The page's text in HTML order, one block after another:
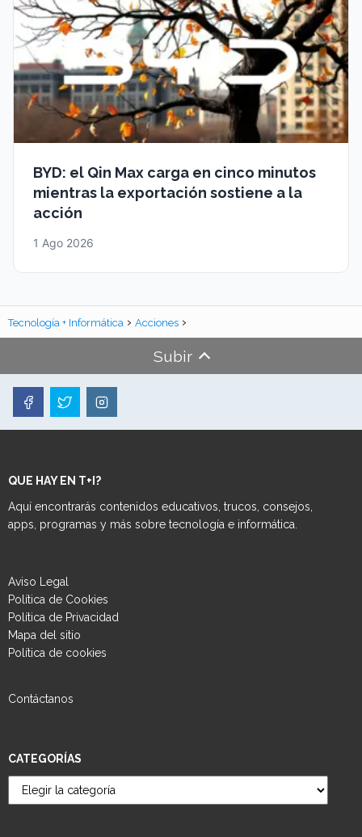
BYD: el Qin Max carga en cinco minutos
mientras la exportación sostiene a la
acción
1 Ago 2026
Tecnología + Informática Acciones
Subir
QUE HAY EN T+I?
Aquí encontrarás contenidos educativos, trucos, consejos,
apps, programas y más sobre tecnología e informática.
Aviso Legal
Política de Cookies
Política de Privacidad
Mapa del sitio
Política de cookies
Contáctanos
CATEGORÍAS